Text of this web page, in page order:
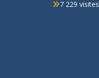
7 229 visites